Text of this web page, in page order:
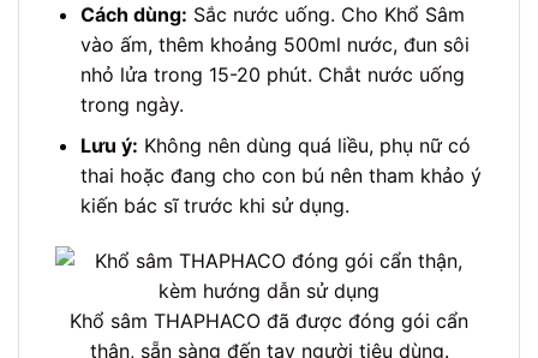
Cách dùng: Sắc nước uống. Cho Khổ Sâm
vào ấm, thêm khoảng 500ml nước, đun sôi
nhỏ lửa trong 15-20 phút. Chắt nước uống
trong ngày.
Lưu ý: Không nên dùng quá liều, phụ nữ có
thai hoặc đang cho con bú nên tham khảo ý
kiến bác sĩ trước khi sử dụng.
Khổ sâm THAPHACO đã được đóng gói cẩn
thận, sẵn sàng đến tay người tiêu dùng.